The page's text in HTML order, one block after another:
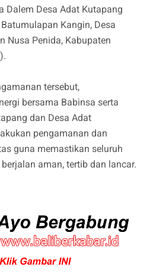
Dalem Desa Adat Kutapang
Kangin, Desa
Nusa Penida, Kabupaten
tersebut,
bersama Babinsa serta
dan Desa Adat
pengamanan dan
guna memastikan seluruh
aman, tertib dan lancar.